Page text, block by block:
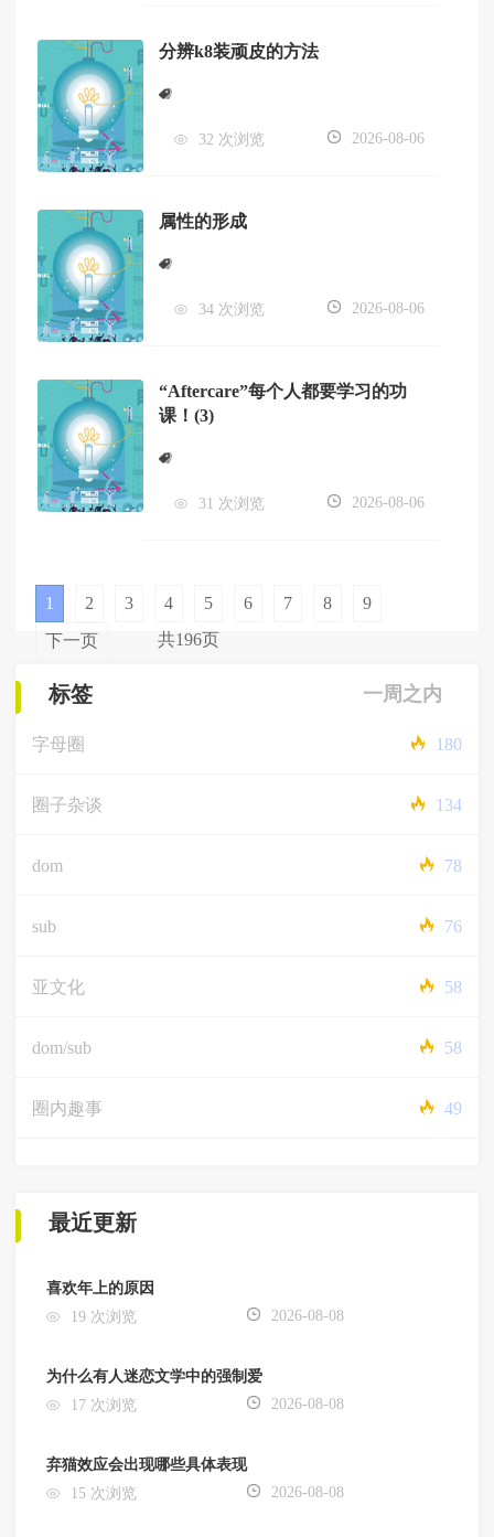
分辨k8装顽皮的方法
32 次浏览 2026-08-06
属性的形成
34 次浏览 2026-08-06
“Aftercare”每个人都要学习的功
课！(3)
31 次浏览 2026-08-06
1 2 3 4 5 6 7 8
9
下一页
共196页
标签 一周之内
字母圈 180
圈子杂谈 134
dom 78
sub 76
亚文化 58
dom/sub 58
圈内趣事 49
最近更新
喜欢年上的原因
19 次浏览
2026-08-08
为什么有人迷恋文学中的强制爱
17 次浏览
2026-08-08
弃猫效应会出现哪些具体表现
15 次浏览
2026-08-08